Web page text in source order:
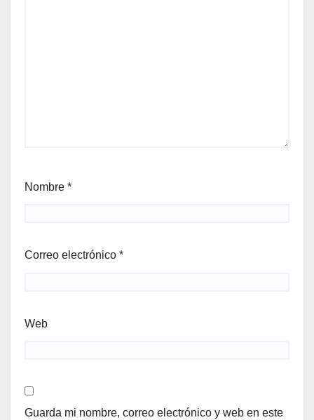
Nombre *
Correo electrónico *
Web
Guarda mi nombre, correo electrónico y web en este